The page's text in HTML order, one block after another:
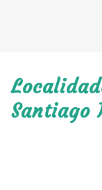
Santiago